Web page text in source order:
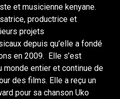
et musicienne kenyane.
productrice et
projets
depuis qu’elle a fondé
en 2009. Elle s’est
entier et continue de
des films. Elle a reçu un
pour sa chanson Uko